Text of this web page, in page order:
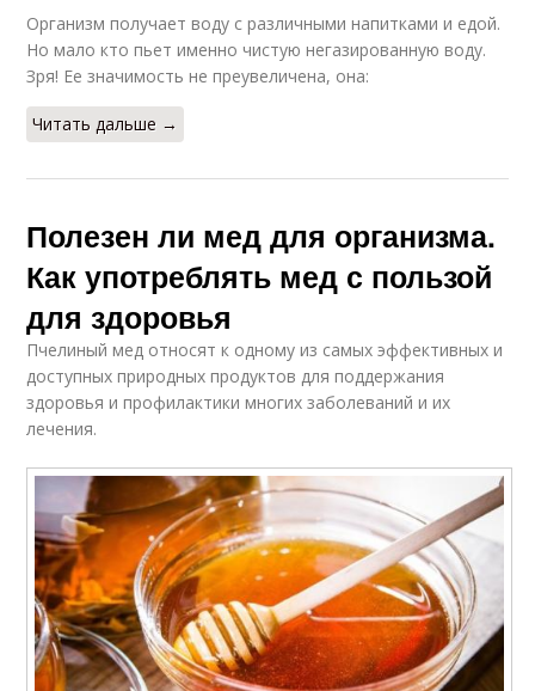
Организм получает воду с различными напитками и едой.
Но мало кто пьет именно чистую негазированную воду.
Зря! Ее значимость не преувеличена, она:
Читать дальше →
Полезен ли мед для организма.
Как употреблять мед с пользой
для здоровья
Пчелиный мед относят к одному из самых эффективных и
доступных природных продуктов для поддержания
здоровья и профилактики многих заболеваний и их
лечения.